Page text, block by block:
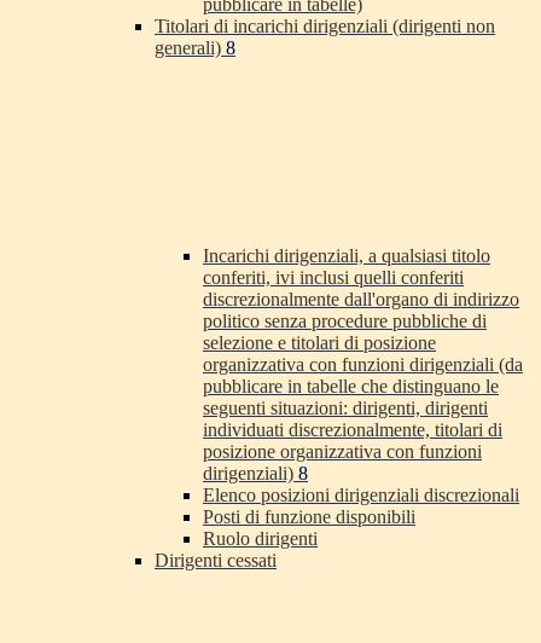
pubblicare in tabelle)
Titolari di incarichi dirigenziali (dirigenti non
generali) 8
Incarichi dirigenziali, a qualsiasi titolo
conferiti, ivi inclusi quelli conferiti
discrezionalmente dall'organo di indirizzo
politico senza procedure pubbliche di
selezione e titolari di posizione
organizzativa con funzioni dirigenziali (da
pubblicare in tabelle che distinguano le
seguenti situazioni: dirigenti, dirigenti
individuati discrezionalmente, titolari di
posizione organizzativa con funzioni
dirigenziali) 8
Elenco posizioni dirigenziali discrezionali
Posti di funzione disponibili
Ruolo dirigenti
Dirigenti cessati